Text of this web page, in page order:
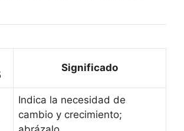
Significado
Indica la necesidad de
cambio y crecimiento;